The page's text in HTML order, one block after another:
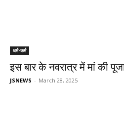
धर्म-कर्म
इस बार के नवरात्र में मां की
JSNEWS - March 28, 2025